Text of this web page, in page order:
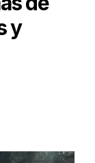
y